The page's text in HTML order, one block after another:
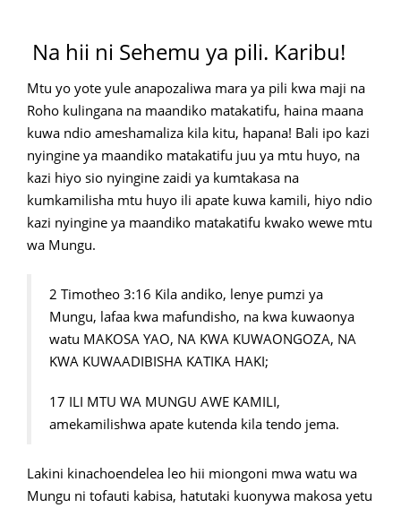
Na hii ni Sehemu ya pili. Karibu!
Mtu yo yote yule anapozaliwa mara ya pili kwa maji na
Roho kulingana na maandiko matakatifu, haina maana
kuwa ndio ameshamaliza kila kitu, hapana! Bali ipo kazi
nyingine ya maandiko matakatifu juu ya mtu huyo, na
kazi hiyo sio nyingine zaidi ya kumtakasa na
kumkamilisha mtu huyo ili apate kuwa kamili, hiyo ndio
kazi nyingine ya maandiko matakatifu kwako wewe mtu
wa Mungu.
2 Timotheo 3:16 Kila andiko, lenye pumzi ya
Mungu, lafaa kwa mafundisho, na kwa kuwaonya
watu MAKOSA YAO, NA KWA KUWAONGOZA, NA
KWA KUWAADIBISHA KATIKA HAKI;
17 ILI MTU WA MUNGU AWE KAMILI,
amekamilishwa apate kutenda kila tendo jema.
Lakini kinachoendelea leo hii miongoni mwa watu wa
Mungu ni tofauti kabisa, hatutaki kuonywa makosa yetu